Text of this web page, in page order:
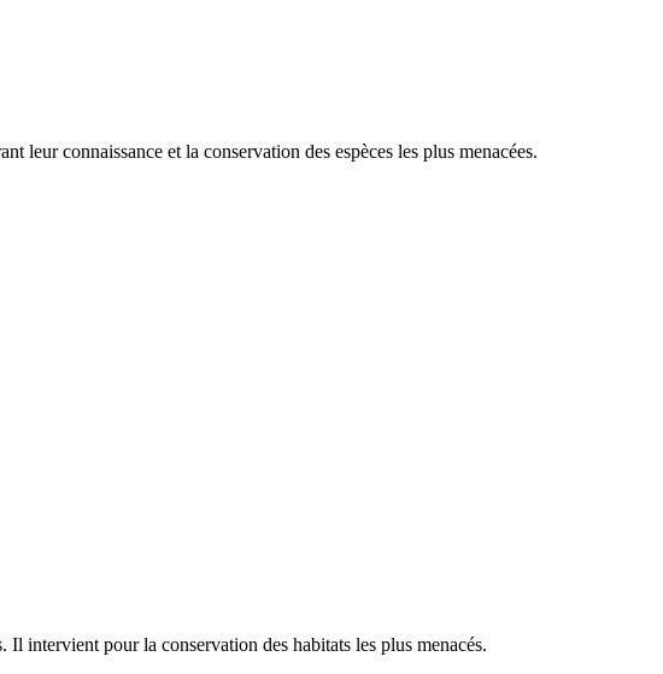
leur connaissance et la conservation des espèces les plus menacées.
intervient pour la conservation des habitats les plus menacés.